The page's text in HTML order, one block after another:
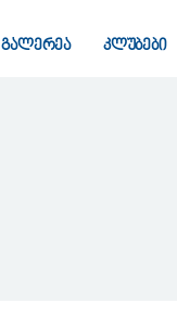
გალერეა კლუბები